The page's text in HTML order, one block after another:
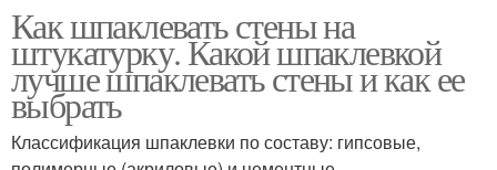
Как шпаклевать стены на
штукатурку. Какой шпаклевкой
лучше шпаклевать стены и как ее
выбрать
Классификация шпаклевки по составу: гипсовые,